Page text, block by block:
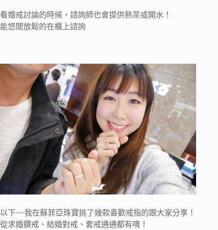
看婚戒討論的時候，諮詢師也會提供熱茶或開水！
能悠閒放鬆的在櫃上諮詢
以下~~我在蘇菲亞珠寶挑了幾款喜歡戒指的跟大家分享！
從求婚鑽戒、結婚對戒、套戒通通都有唷！